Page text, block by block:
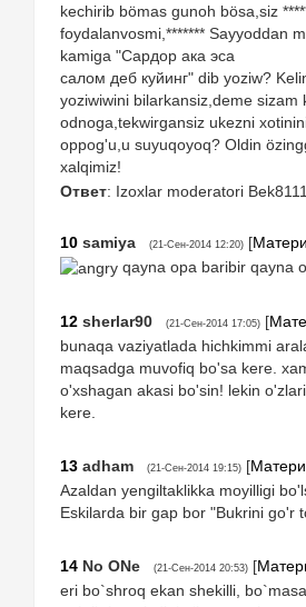
kechirib bömas gunoh bösa,siz
foydalanvosmi,******* Sayyoddan
kamiga "Сардор ака эса
салом деб куйинг" dib yoziw?
yoziwiwini bilarkansiz,deme sizam
odnoga,tekwirgansiz ukezni
oppog'u,u suyuqoyoq? Oldin
xalqimiz!
Ответ: Izoxlar moderatori Bek8111
10 samiya (21-Сен-2014 12:20) [
qayna opa baribir qayna
12 sherlar90 (21-Сен-2014 17:05) [
bunaqa vaziyatlada hichkimmi
maqsadga muvofiq bo'sa kere.
o'xshagan akasi bo'sin! lekin
kere.
13 adham (21-Сен-2014 19:15) [
Azaldan yengiltaklikka moyilligi
Eskilarda bir gap bor "Bukrini go'r
14 No ONe (21-Сен-2014 20:53) [
eri bo`shroq ekan shekilli,